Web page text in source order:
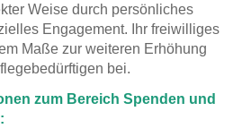
Weise durch persönliches
Engagement. Ihr freiwilliges
Maße zur weiteren Erhöhung
bei.
zum Bereich Spenden und